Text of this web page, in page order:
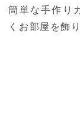
簡単な手作り
くお部屋を飾